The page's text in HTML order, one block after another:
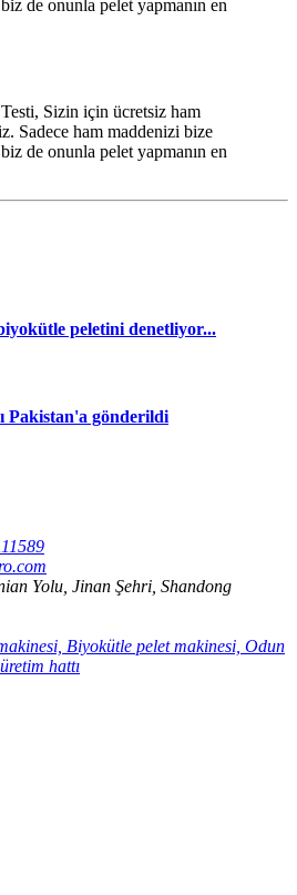
Sizin için ücretsiz ham
Sadece ham maddenizi bize
de onunla pelet yapmanın en
peletini denetliyor...
Pakistan'a gönderildi
Yolu, Jinan Şehri, Shandong
Biyokütle pelet makinesi, Odun
hattı